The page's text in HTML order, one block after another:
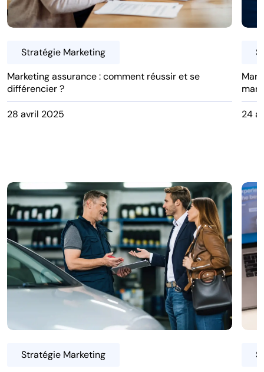
Stratégie Marketing
Marketing assurance : comment réussir et se
différencier ?
28 avril 2025 24
Stratégie Marketing